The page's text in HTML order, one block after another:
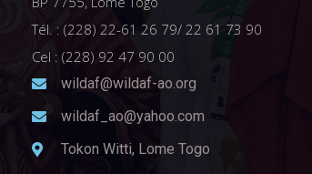
Tél. : (228) 22-61 26 79/ 22 61 73 90
Cel : (228) 92 47 90 00
wildaf@wildaf-ao.org
wildaf_ao@yahoo.com
Tokon Witti, Lome Togo